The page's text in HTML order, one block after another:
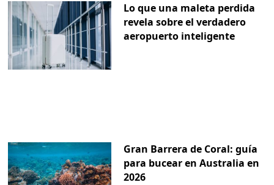
Lo que una maleta perdida
revela sobre el verdadero
aeropuerto inteligente
Gran Barrera de Coral: guía
para bucear en Australia en
2026